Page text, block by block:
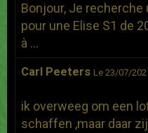
Bonjour, Je
pour une Elise S1 de
à ...
Carl Peeters Le 23/07/
ik overweeg om een
schaffen ,maar daar